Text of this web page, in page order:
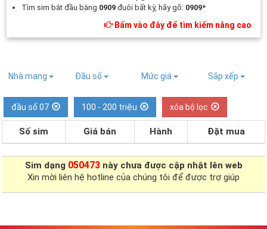
Tìm sim bắt đầu bằng 0909 đuôi bất kỳ, hãy gõ: 0909*
Bấm vào đây để tìm kiếm nâng cao
Nhà mạng Đầu số Mức giá Sắp xếp
đầu số 07 100 - 200 triệu xóa bộ lọc
Số sim Giá bán Hành Đặt mua
Sim dạng 050473 này chưa được cập nhật lên web
Xin mời liên hệ hotline của chúng tôi để được trợ giúp